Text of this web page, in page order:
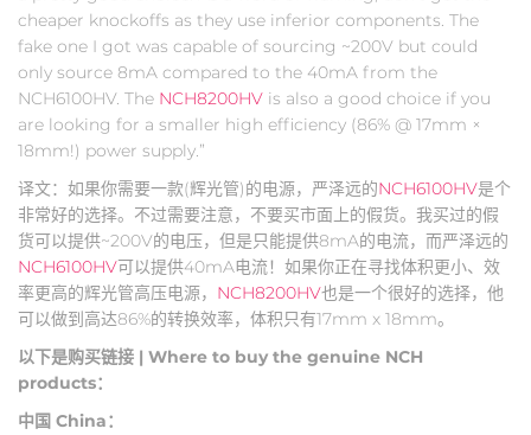
cheaper knockoffs as they use inferior components. The
fake one I got was capable of sourcing ~200V but could
only source 8mA compared to the 40mA from the
NCH6100HV. The NCH8200HV is also a good choice if you
are looking for a smaller high efficiency (86% @ 17mm ×
18mm!) power supply.”
译文：如果你需要一款(辉光管)的电源，严泽远的NCH6100HV是个
非常好的选择。不过需要注意，不要买市面上的假货。我买过的假
货可以提供~200V的电压，但是只能提供8mA的电流，而严泽远的
NCH6100HV可以提供40mA电流！如果你正在寻找体积更小、效
率更高的辉光管高压电源， NCH8200HV也是一个很好的选择，他
可以做到高达86%的转换效率，体积只有17mm x 18mm。
以下是购买链接 | Where to buy the genuine NCH
products：
中国 China：